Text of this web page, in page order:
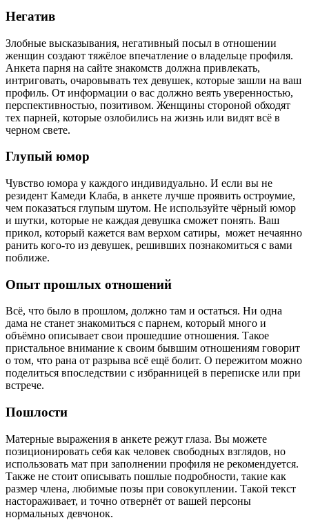
Негатив
Злобные высказывания, негативный посыл в отношении
женщин создают тяжёлое впечатление о владельце профиля.
Анкета парня на сайте знакомств должна привлекать,
интриговать, очаровывать тех девушек, которые зашли на ваш
профиль. От информации о вас должно веять уверенностью,
перспективностью, позитивом. Женщины стороной обходят
тех парней, которые озлобились на жизнь или видят всё в
черном свете.
Глупый юмор
Чувство юмора у каждого индивидуально. И если вы не
резидент Камеди Клаба, в анкете лучше проявить остроумие,
чем показаться глупым шутом. Не используйте чёрный юмор
и шутки, которые не каждая девушка сможет понять. Ваш
прикол, который кажется вам верхом сатиры, может нечаянно
ранить кого-то из девушек, решивших познакомиться с вами
поближе.
Опыт прошлых отношений
Всё, что было в прошлом, должно там и остаться. Ни одна
дама не станет знакомиться с парнем, который много и
объёмно описывает свои прошедшие отношения. Такое
пристальное внимание к своим бывшим отношениям говорит
о том, что рана от разрыва всё ещё болит. О пережитом можно
поделиться впоследствии с избранницей в переписке или при
встрече.
Пошлости
Матерные выражения в анкете режут глаза. Вы можете
позиционировать себя как человек свободных взглядов, но
использовать мат при заполнении профиля не рекомендуется.
Также не стоит описывать пошлые подробности, такие как
размер члена, любимые позы при совокуплении. Такой текст
настораживает, и точно отвернёт от вашей персоны
нормальных девчонок.